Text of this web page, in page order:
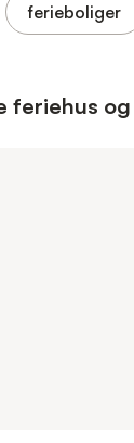
ferieboliger
feriehus